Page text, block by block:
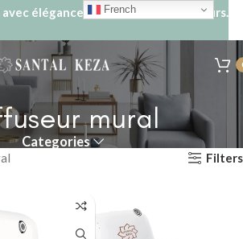
mural
Categories
Filters
avec élégance : -15% sur nos diffuseurs.
French